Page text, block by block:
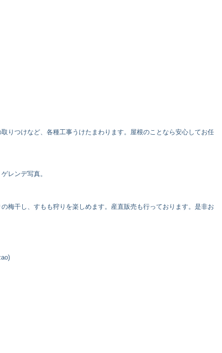
りつけなど、各種工事うけたまわります。屋根のことなら安心してお任
レンデ写真。
梅干し、すもも狩りを楽しめます。産直販売も行っております。是非お